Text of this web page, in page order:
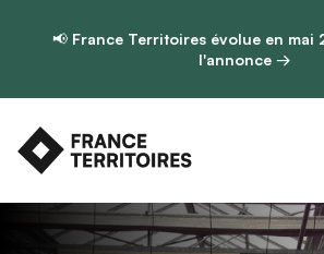
📢 France Territoires évolue en mai
l'annonce →